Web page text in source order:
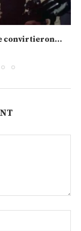
convirtieron...